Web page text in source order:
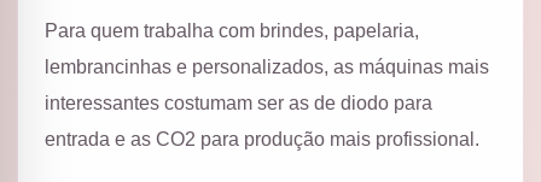
Para quem trabalha com brindes, papelaria,
lembrancinhas e personalizados, as máquinas mais
interessantes costumam ser as de diodo para
entrada e as CO2 para produção mais profissional.